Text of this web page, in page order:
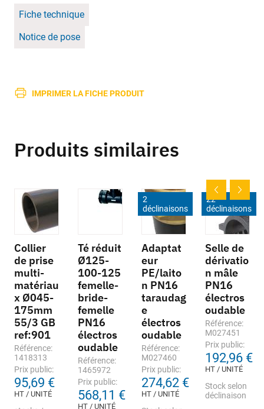
Fiche technique
Notice de pose
IMPRIMER LA FICHE PRODUIT
Produits similaires
Collier
de prise
multi-
matériau
x Ø045-
175mm
55/3 GB
ref:901
Référence:
1418313
Prix public:
95,69 €
HT / UNITÉ
Té réduit
Ø125-
100-125
femelle-
bride-
femelle
PN16
électros
oudable
Référence:
1465972
Prix public:
568,11 €
HT / UNITÉ
2
déclinaisons
Adaptat
eur
PE/laito
n PN16
taraudag
e
électros
oudable
Référence:
M027460
Prix public:
274,62 €
HT / UNITÉ
22
déclinaisons
Selle de
dérivatio
n mâle
PN16
électros
oudable
Référence:
M027451
Prix public:
192,96 €
HT / UNITÉ
Stock selon
déclinaison